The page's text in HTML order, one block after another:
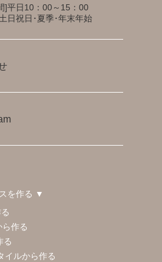
]平日10：00～15：00
日祝日･夏季･年末年始
を作る ▼
ら作る
る
イルから作る